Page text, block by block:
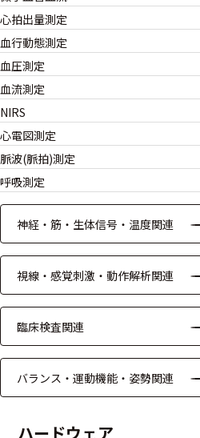
心拍出量測定
血行動態測定
血圧測定
血流測定
NIRS
心電図測定
脈波(脈拍)測定
呼吸測定
神経・筋・生体信号・温度関連
視線・感覚刺激・動作解析関連
臨床検査関連
バランス・運動機能・姿勢関連
ハードウェア